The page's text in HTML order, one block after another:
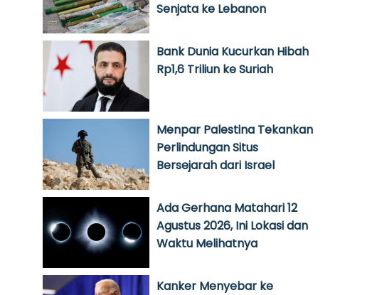
Senjata ke Lebanon
Bank Dunia Kucurkan Hibah
Rp1,6 Triliun ke Suriah
Menpar Palestina Tekankan
Perlindungan Situs
Bersejarah dari Israel
Ada Gerhana Matahari 12
Agustus 2026, Ini Lokasi dan
Waktu Melihatnya
Kanker Menyebar ke